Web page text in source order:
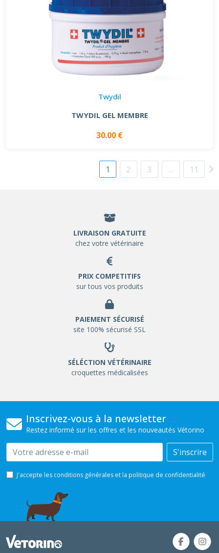
Twydil
TWYDIL GEL MEMBRE
30.00 €
1 2 3 … 11
LIVRAISON GRATUITE
chez votre vétérinaire
PRIX COMPETITIFS
sur tous vos produits
PAIEMENT SÉCURISÉ
site 100% sécurisé SSL
SÉLÉCTION VÉTÉRINAIRE
croquettes médicalisées
Inscrivez-vous à la newsletter
Restez informé sur les offres et les nouveautés Vétorino
Email S'inscrire
J'accepte les conditions générales et la politique de confidentialité